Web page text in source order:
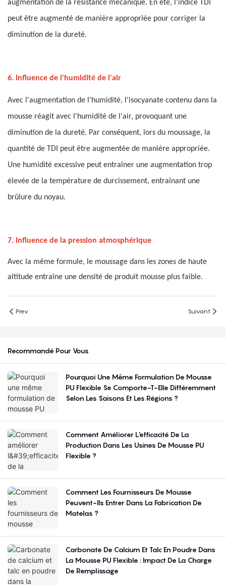
augmentation de la résistance mécanique. En été, l'indice TDI
peut être augmenté de manière appropriée pour corriger la
diminution de la dureté.
6. Influence de l'humidité de l'air
Avec l'augmentation de l'humidité, l'isocyanate contenu dans la
mousse réagit avec l'humidité de l'air, provoquant une
diminution de la dureté. Par conséquent, lors du moussage, la
quantité de TDI peut être augmentée de manière appropriée.
Une humidité excessive peut entraîner une augmentation trop
élevée de la température de durcissement, entraînant une
brûlure du noyau.
7. Influence de la pression atmosphérique
Avec la même formule, le moussage dans les zones de haute
altitude entraîne une densité de produit mousse plus faible.
Prev Suivant
Recommandé Pour Vous
Pourquoi Une Même Formulation De Mousse
PU Flexible Se Comporte-T-Elle Différemment
Selon Les Saisons Et Les Régions ?
Comment Améliorer L'efficacité De La
Production Dans Les Usines De Mousse PU
Flexible ?
Comment Les Fournisseurs De Mousse
Peuvent-Ils Entrer Dans La Fabrication De
Matelas ?
Carbonate De Calcium Et Talc En Poudre Dans
La Mousse PU Flexible : Impact De La Charge
De Remplissage